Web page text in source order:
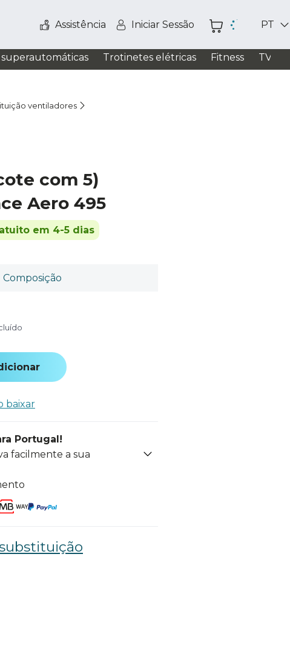
Assistência Iniciar Sessão PT
Trotinetes elétricas Fitness TV /
ventiladores
com 5)
Aero 495
em 4-5 dias
Composição
baixar
Portugal!
facilmente a sua